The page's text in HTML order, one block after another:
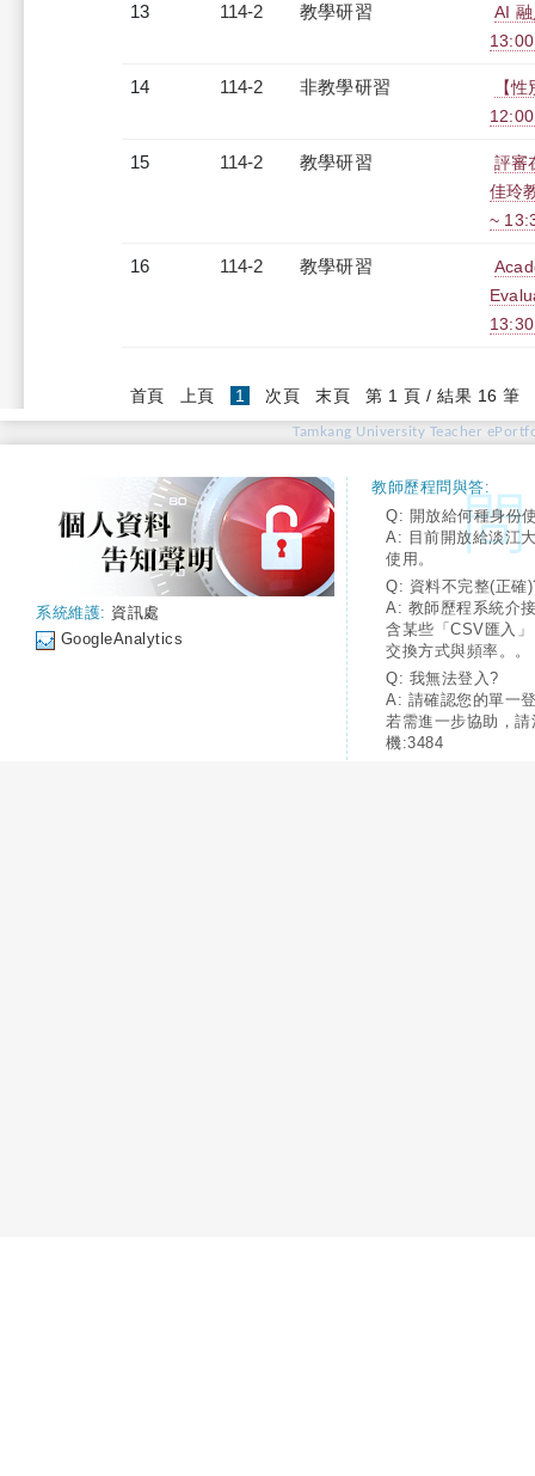
13 114-2 教學研習
AI
14 114-2 非教學研習
【
15 114-2 教學研習
評審
佳玲
~
16 114-2 教學研習
首頁 上頁 1 (current)
次頁 末頁 第 1 頁 / 結果 16 筆
Tamkang University Teacher
系統維護: 資訊處
GoogleAnalytics
教師歷程問與答:
Q: 開放給何種身份
A: 目前開放給淡江
使用。
Q: 資料不完整(正確
A: 教師歷程系統介
含某些「CSV匯入
交換方式與頻率。。
Q: 我無法登入?
A: 請確認您的單一
若需進一步協助，
機:3484